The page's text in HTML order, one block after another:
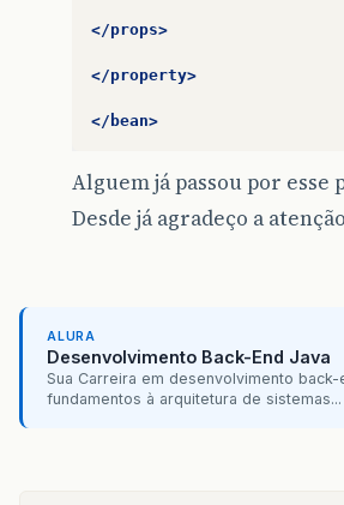
</props>
</property>
</bean>
Alguem já passou por esse
Desde já agradeço a atenção
ALURA
Desenvolvimento Back-End Java
Sua Carreira em desenvolvimento back-
fundamentos à arquitetura de sistemas...